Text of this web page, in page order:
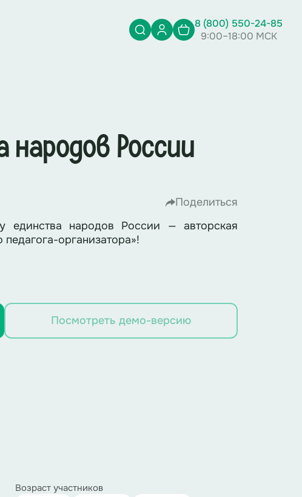
8 (800) 550-24-85
9:00–18:00 МСК
народов России
Поделиться
народов России — авторская
организатора»!
Посмотреть демо-версию
Возраст участников